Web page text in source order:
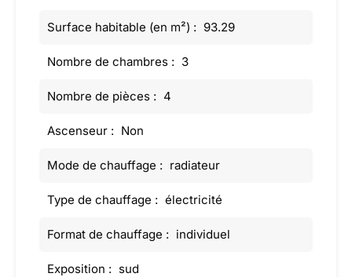
Surface habitable (en m²) : 93.29
Nombre de chambres : 3
Nombre de pièces : 4
Ascenseur : Non
Mode de chauffage : radiateur
Type de chauffage : électricité
Format de chauffage : individuel
Exposition : sud